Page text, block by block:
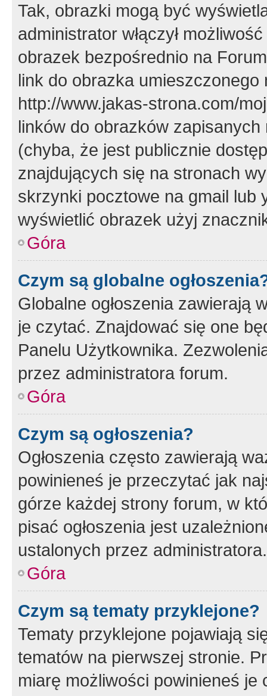
Tak, obrazki mogą być
administrator włączył
obrazek bezpośrednio na
link do obrazka
http://www.jakas-strona.com/
linków do obrazków
(chyba, że jest publicznie
znajdujących się na stronach
skrzynki pocztowe na gmail lub
wyświetlić obrazek użyj
Góra
Czym są globalne
Globalne ogłoszenia zawierają
je czytać. Znajdować się one
Panelu Użytkownika.
przez administratora forum.
Góra
Czym są ogłoszenia?
Ogłoszenia często zawierają
powinieneś je przeczytać jak
górze każdej strony forum, w
pisać ogłoszenia jest
ustalonych przez administratora.
Góra
Czym są tematy przyklejone?
Tematy przyklejone pojawiają
tematów na pierwszej stronie.
miarę możliwości powinieneś je